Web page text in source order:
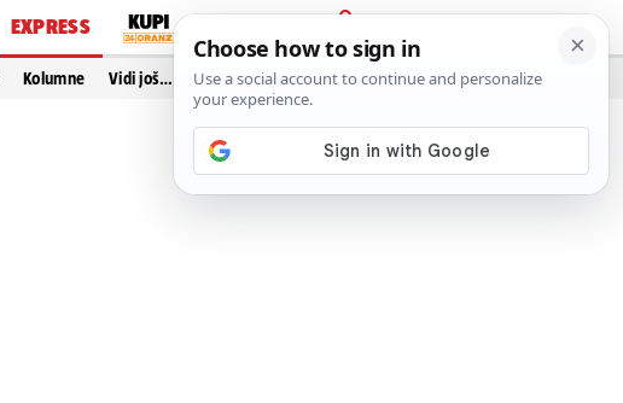
EXPRESS
PRIJAVA
Kolumne Vidi još…